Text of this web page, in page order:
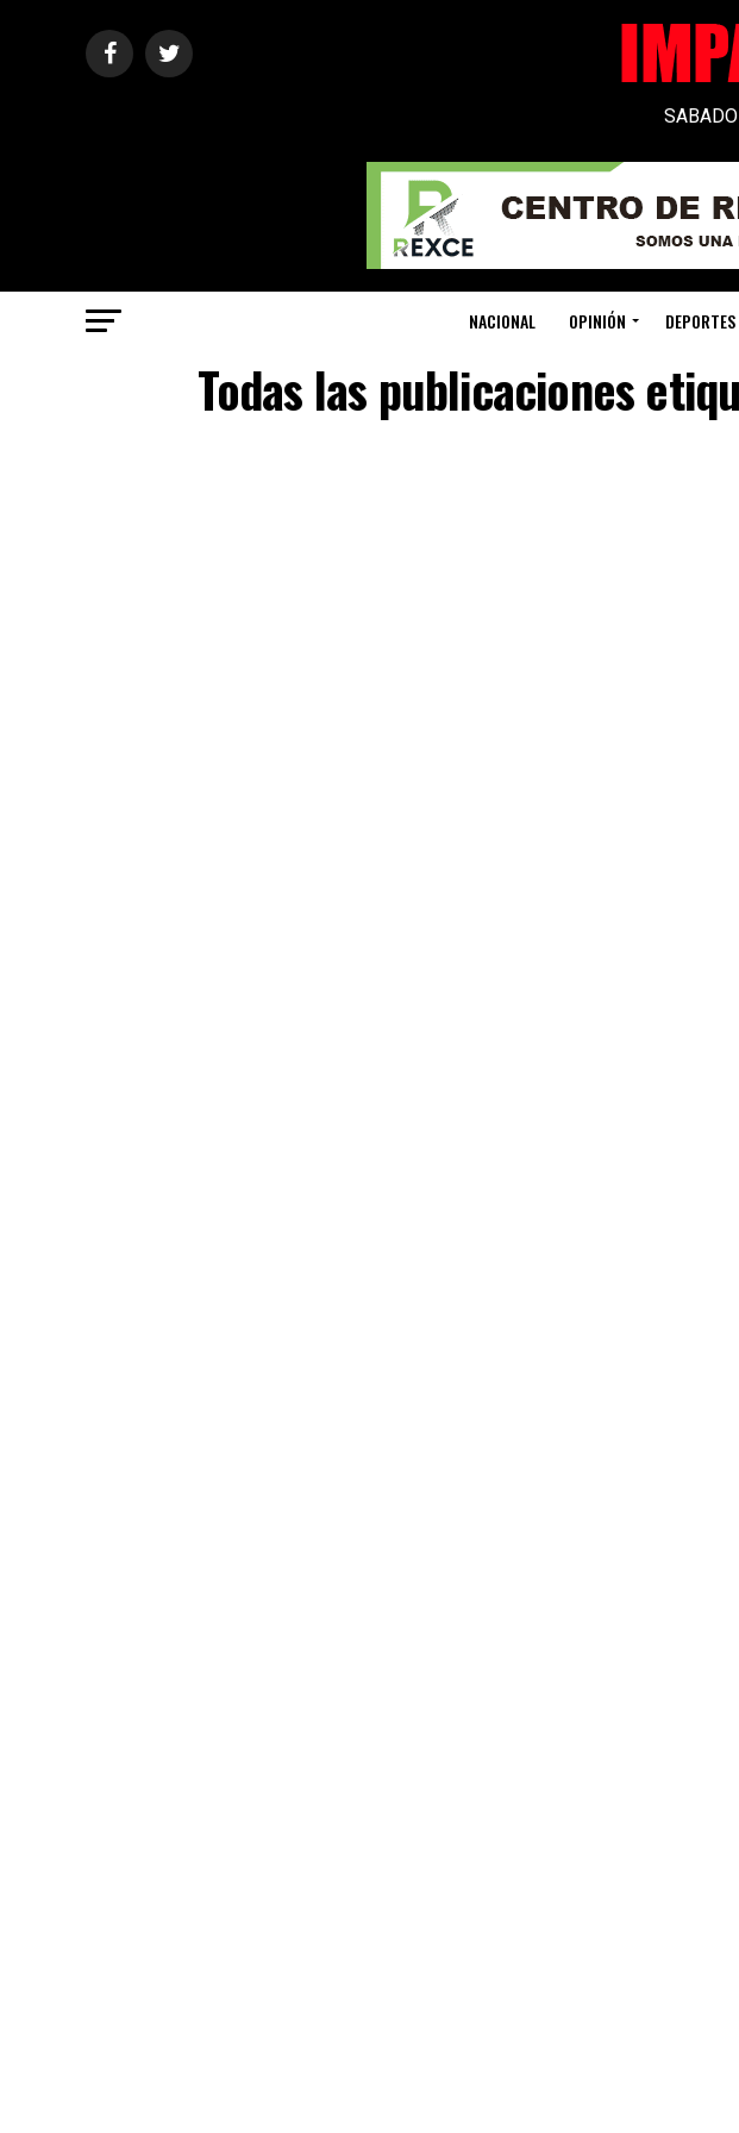
NACIONAL OPINIÓN DEPORTES
Todas las publicaciones